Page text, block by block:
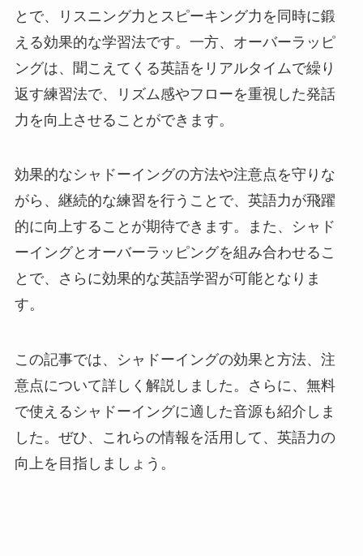
とで、リスニング力とスピーキング力を同時に鍛
える効果的な学習法です。一方、オーバーラッピ
ングは、聞こえてくる英語をリアルタイムで繰り
返す練習法で、リズム感やフローを重視した発話
力を向上させることができます。
効果的なシャドーイングの方法や注意点を守りな
がら、継続的な練習を行うことで、英語力が飛躍
的に向上することが期待できます。また、シャド
ーイングとオーバーラッピングを組み合わせるこ
とで、さらに効果的な英語学習が可能となりま
す。
この記事では、シャドーイングの効果と方法、注
意点について詳しく解説しました。さらに、無料
で使えるシャドーイングに適した音源も紹介しま
した。ぜひ、これらの情報を活用して、英語力の
向上を目指しましょう。